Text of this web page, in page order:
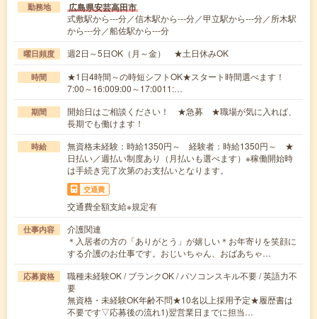
勤務地 広島県安芸高田市
式敷駅から---分／信木駅から---分／甲立駅から---分／所木駅
から---分／船佐駅から---分
曜日頻度 週2日～5日OK（月～金） ★土日休みOK
時間
★1日4時間～の時短シフトOK★スタート時間選べます！
7:00～16:009:00～17:0011:…
期間
開始日はご相談ください！ ★急募 ★職場が気に入れば、
長期でも働けます！
時給
無資格未経験：時給1350円～ 経験者：時給1350円～ ★
日払い／週払い制度あり（月払いも選べます）※稼働開始時
は手続き完了次第のお支払いとなります。
交通費
交通費全額支給※規定有
仕事内容
介護関連
＊入居者の方の「ありがとう」が嬉しい＊お年寄りを笑顔に
する介護のお仕事です。おじいちゃん、おばあちゃ…
応募資格
職種未経験OK / ブランクOK / パソコンスキル不要 / 英語力不
要
無資格・未経験OK年齢不問★10名以上採用予定★履歴書は
不要です▽応募後の流れ1)翌営業日までに担当…